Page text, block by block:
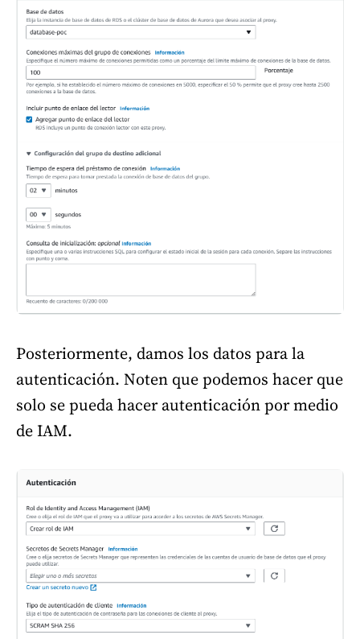
Posteriormente, damos los datos para la
autenticación. Noten que podemos hacer que
solo se pueda hacer autenticación por medio
de IAM.